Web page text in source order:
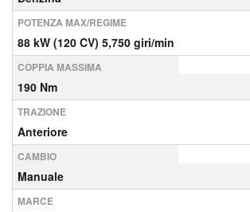
POTENZA MAX/REGIME
88 kW (120 CV) 5,750 giri/min
COPPIA MASSIMA
190 Nm
TRAZIONE
Anteriore
CAMBIO
Manuale
MARCE